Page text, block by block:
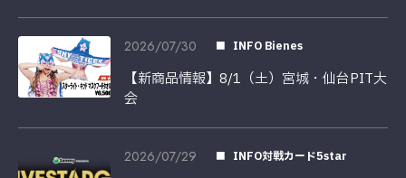
2026/07/30 INFO Bienes
【新商品情報】8/1（土）宮城・仙台PIT大
会
2026/07/29 INFO対戦カード5star